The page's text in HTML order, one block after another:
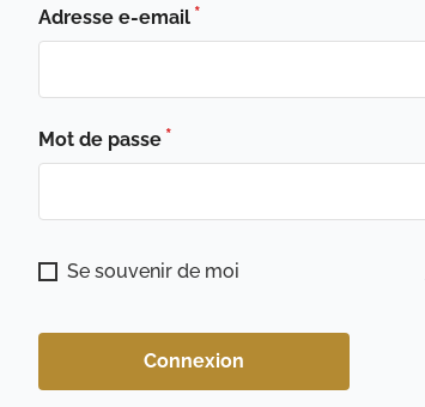
Adresse e-email
Mot de passe
Se souvenir de moi
Connexion